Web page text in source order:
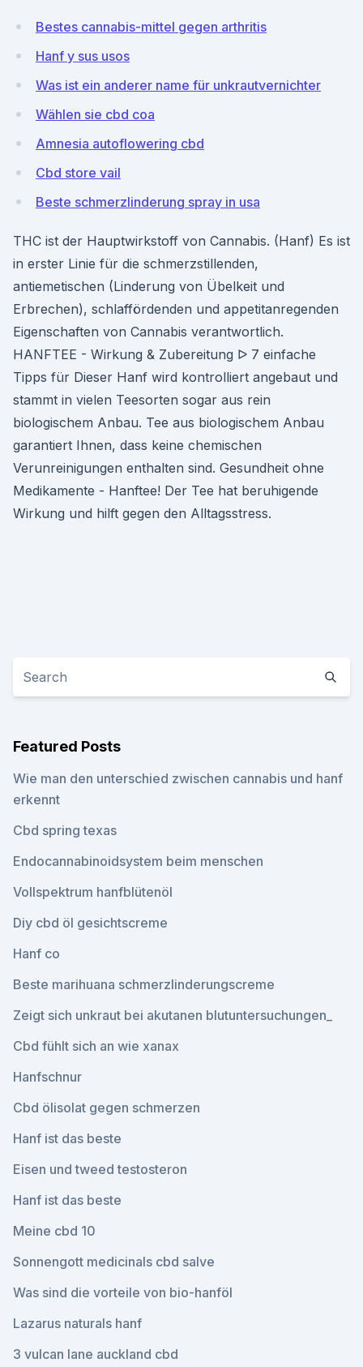
Bestes cannabis-mittel gegen arthritis
Hanf y sus usos
Was ist ein anderer name für unkrautvernichter
Wählen sie cbd coa
Amnesia autoflowering cbd
Cbd store vail
Beste schmerzlinderung spray in usa
THC ist der Hauptwirkstoff von Cannabis. (Hanf) Es ist
in erster Linie für die schmerzstillenden,
antiemetischen (Linderung von Übelkeit und
Erbrechen), schlaffördenden und appetitanregenden
Eigenschaften von Cannabis verantwortlich.
HANFTEE - Wirkung & Zubereitung ᐅ 7 einfache
Tipps für Dieser Hanf wird kontrolliert angebaut und
stammt in vielen Teesorten sogar aus rein
biologischem Anbau. Tee aus biologischem Anbau
garantiert Ihnen, dass keine chemischen
Verunreinigungen enthalten sind. Gesundheit ohne
Medikamente - Hanftee! Der Tee hat beruhigende
Wirkung und hilft gegen den Alltagsstress.
Featured Posts
Wie man den unterschied zwischen cannabis und hanf
erkennt
Cbd spring texas
Endocannabinoidsystem beim menschen
Vollspektrum hanfblütenöl
Diy cbd öl gesichtscreme
Hanf co
Beste marihuana schmerzlinderungscreme
Zeigt sich unkraut bei akutanen blutuntersuchungen_
Cbd fühlt sich an wie xanax
Hanfschnur
Cbd ölisolat gegen schmerzen
Hanf ist das beste
Eisen und tweed testosteron
Hanf ist das beste
Meine cbd 10
Sonnengott medicinals cbd salve
Was sind die vorteile von bio-hanföl
Lazarus naturals hanf
3 vulcan lane auckland cbd